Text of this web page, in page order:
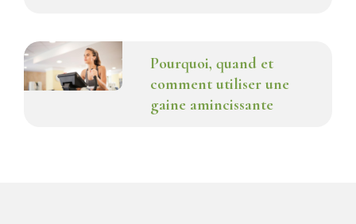
Pourquoi, quand et
comment utiliser une
gaine amincissante